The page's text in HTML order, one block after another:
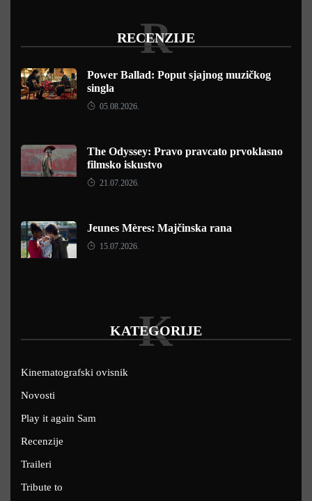
RECENZIJE
R
Power Ballad: Poput sjajnog muzičkog
singla
05.08.2026.
The Odyssey: Pravo pravcato prvoklasno
filmsko iskustvo
21.07.2026.
Jeunes Mères: Majčinska rana
15.07.2026.
KATEGORIJE
K
Kinematografski ovisnik
Novosti
Play it again Sam
Recenzije
Traileri
Tribute to